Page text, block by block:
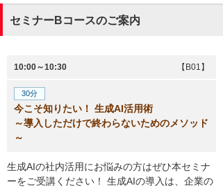
セミナーBコースのご案内
10:00～10:30 【B01】
30分
今こそ知りたい！ 生成AI活用術
～導入しただけで終わらないためのメソッド
～
生成AIの社内活用にお悩みの方はぜひ本セミナ
ーをご受講ください！ 生成AIの導入は、企業の